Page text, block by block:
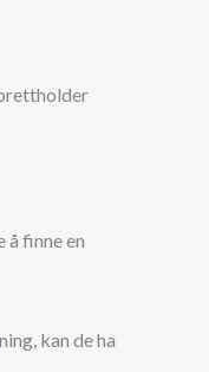
finne en
kan de ha